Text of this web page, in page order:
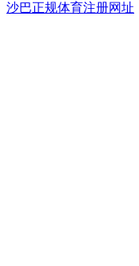
沙巴正规体育注册网址